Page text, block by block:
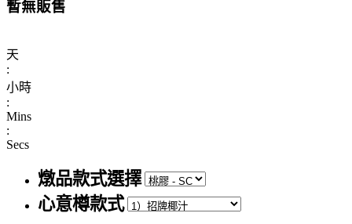
暫無販售
天
:
小時
:
Mins
:
Secs
燉品款式選擇
心意樽款式